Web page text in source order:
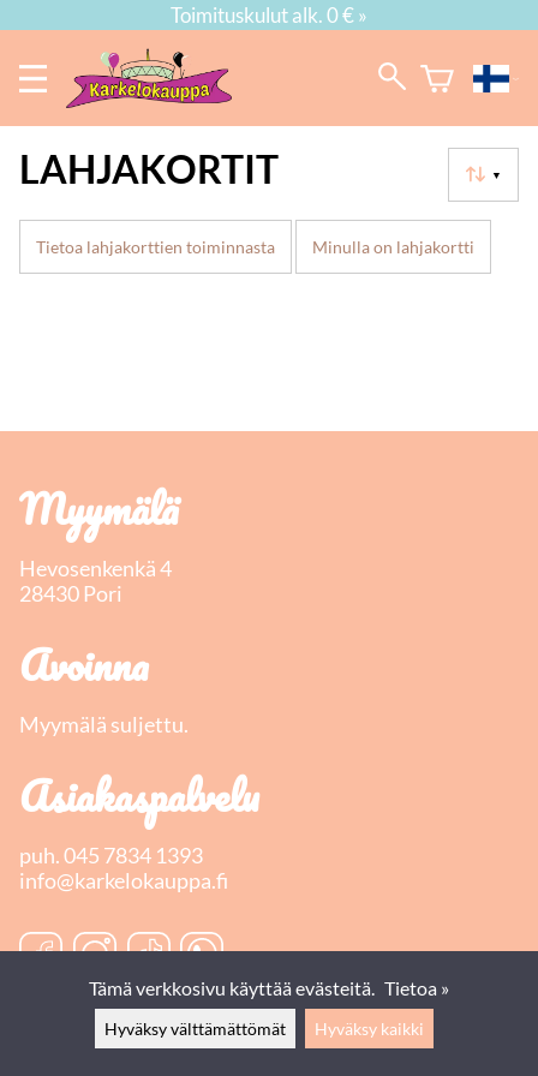
Toimituskulut alk. 0 € »
▼
LAHJAKORTIT
Tietoa lahjakorttien toiminnasta Minulla on lahjakortti
Myymälä
Hevosenkenkä 4
28430 Pori
Avoinna
Myymälä suljettu.
Asiakaspalvelu
puh.045 7834 1393
info@karkelokauppa.fi
Tämä verkkosivu käyttää evästeitä. Tietoa »
Hyväksy välttämättömät Hyväksy kaikki